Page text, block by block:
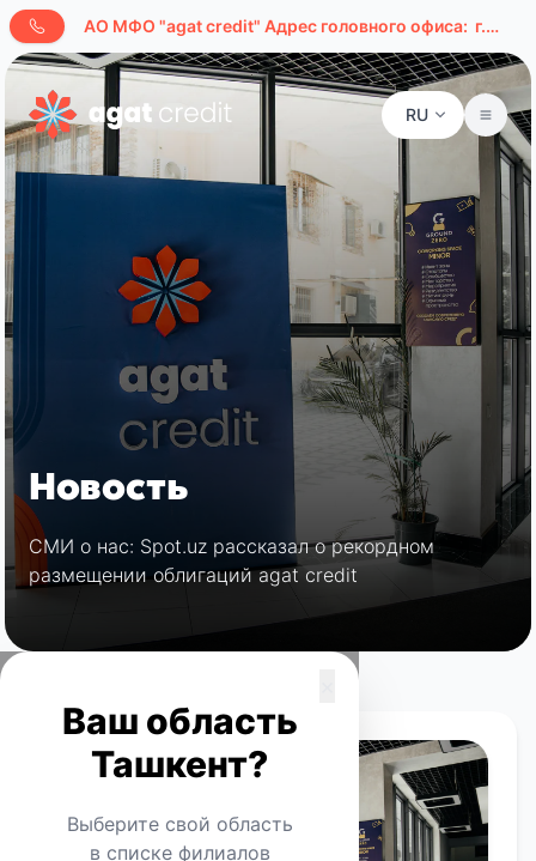
AО МФО "agat credit" Адрес головного офиса: г.Ташкент, ул. Буюк Ипак Йули, д. 127а
RU
Новость
СМИ о нас: Spot.uz рассказал о рекордном
размещении облигаций agat credit
Ваш область
Ташкент?
Выберите свой область
в списке филиалов